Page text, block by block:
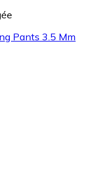
Pants 3.5 Mm